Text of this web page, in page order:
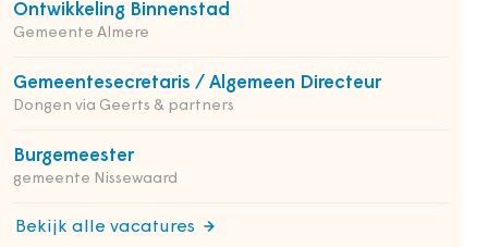
Ontwikkeling Binnenstad
Gemeente Almere
Gemeentesecretaris / Algemeen Directeur
Dongen via Geerts & partners
Burgemeester
gemeente Nissewaard
Bekijk alle vacatures